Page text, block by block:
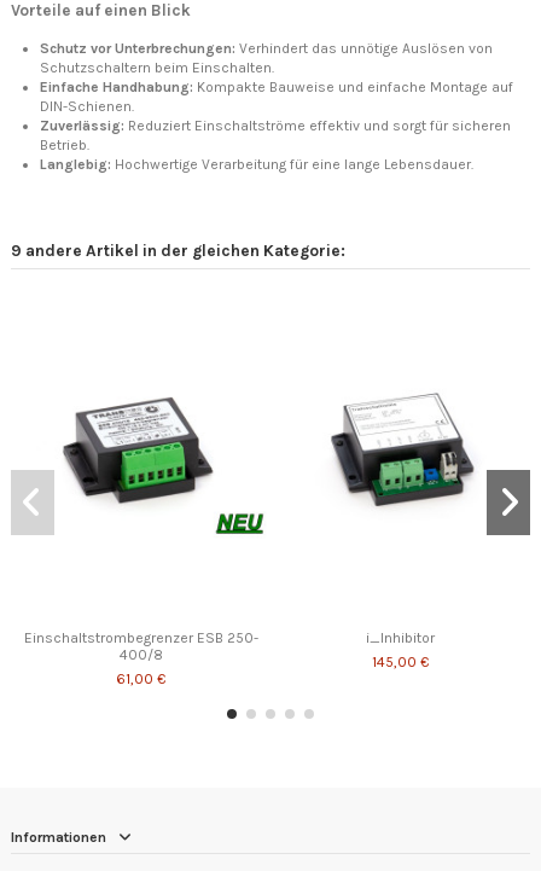
Vorteile auf einen Blick
Schutz vor Unterbrechungen: Verhindert das unnötige Auslösen von
Schutzschaltern beim Einschalten.
Einfache Handhabung: Kompakte Bauweise und einfache Montage auf
DIN-Schienen.
Zuverlässig: Reduziert Einschaltströme effektiv und sorgt für sicheren
Betrieb.
Langlebig: Hochwertige Verarbeitung für eine lange Lebensdauer.
9 andere Artikel in der gleichen Kategorie:
Einschaltstrombegrenzer ESB 250-
400/8
61,00 €
i_Inhibitor
145,00 €
Informationen